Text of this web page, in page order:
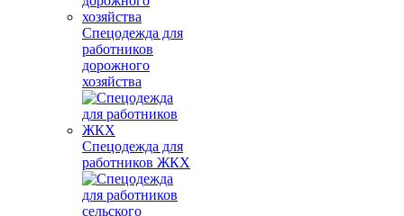
Спецодежда для
работников
дорожного
хозяйства
Спецодежда для
работников ЖКХ